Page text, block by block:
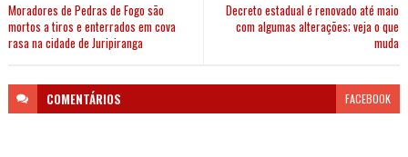
Decreto estadual é renovado até maio
com algumas alterações; veja o que
muda
Moradores de Pedras de Fogo são
mortos a tiros e enterrados em cova
rasa na cidade de Juripiranga
COMENTÁRIOS FACEBOOK